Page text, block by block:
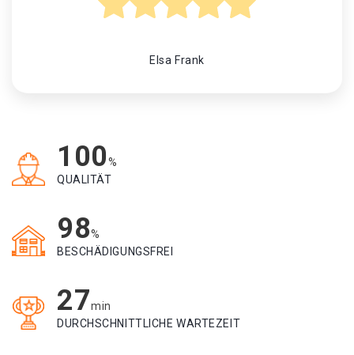
Elsa Frank
100%
QUALITÄT
98%
BESCHÄDIGUNGSFREI
27min
DURCHSCHNITTLICHE WARTEZEIT